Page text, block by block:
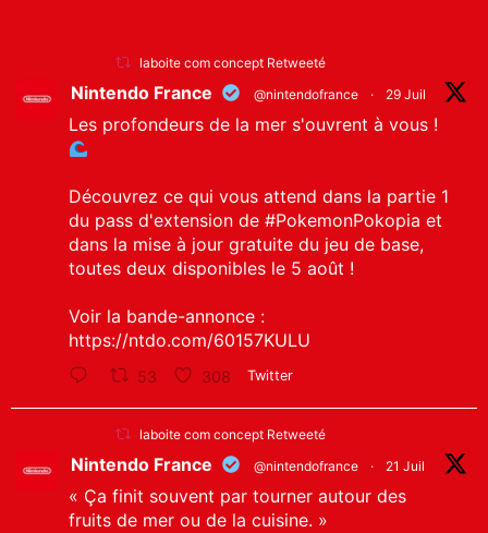
laboite com concept Retweeté
Nintendo France @nintendofrance · 29 Juil
Les profondeurs de la mer s'ouvrent à vous !
Découvrez ce qui vous attend dans la partie 1
du pass d'extension de #PokemonPokopia et
dans la mise à jour gratuite du jeu de base,
toutes deux disponibles le 5 août !
Voir la bande-annonce :
https://ntdo.com/60157KULU
53 308 Twitter
laboite com concept Retweeté
Nintendo France @nintendofrance · 21 Juil
« Ça finit souvent par tourner autour des
fruits de mer ou de la cuisine. »